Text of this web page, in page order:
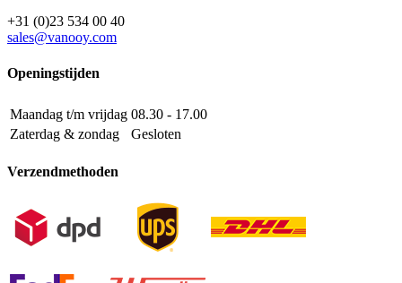
+31 (0)23 534 00 40
sales@vanooy.com
Openingstijden
Maandag t/m vrijdag 08.30 - 17.00
Zaterdag & zondag
Gesloten
Verzendmethoden